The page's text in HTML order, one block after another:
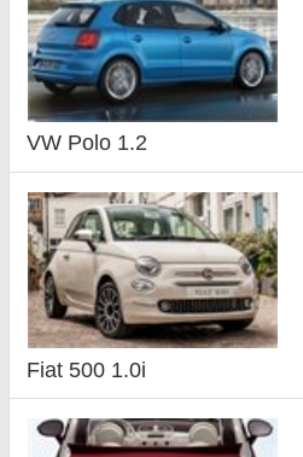
VW Polo 1.2
Fiat 500 1.0i